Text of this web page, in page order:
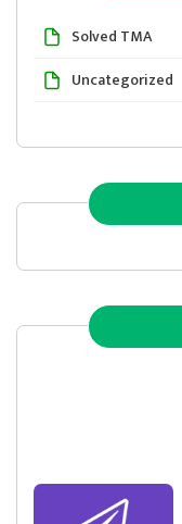
Solved TMA
Uncategorized